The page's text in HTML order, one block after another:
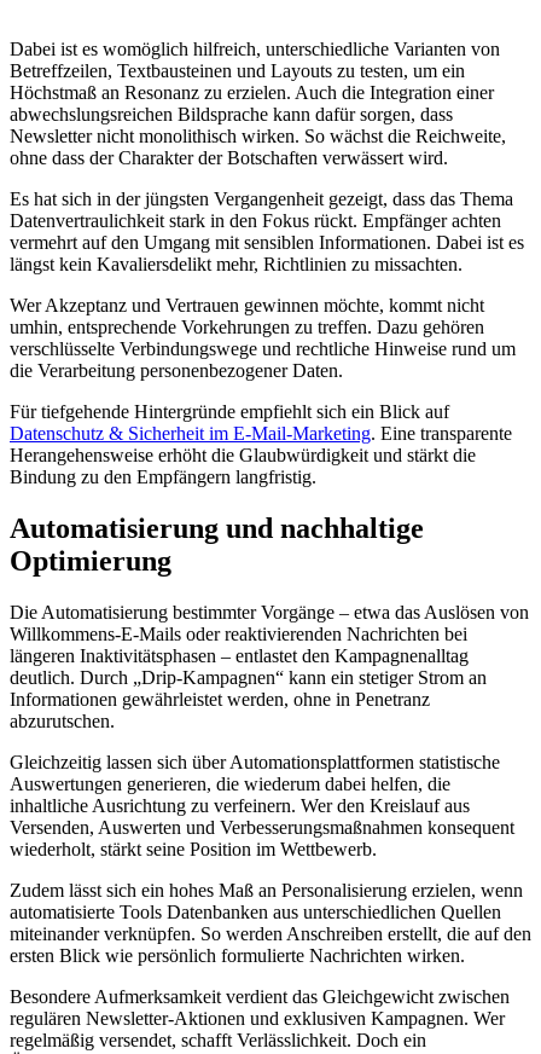
Dabei ist es womöglich hilfreich, unterschiedliche Varianten von
Betreffzeilen, Textbausteinen und Layouts zu testen, um ein
Höchstmaß an Resonanz zu erzielen. Auch die Integration einer
abwechslungsreichen Bildsprache kann dafür sorgen, dass
Newsletter nicht monolithisch wirken. So wächst die Reichweite,
ohne dass der Charakter der Botschaften verwässert wird.
Es hat sich in der jüngsten Vergangenheit gezeigt, dass das Thema
Datenvertraulichkeit stark in den Fokus rückt. Empfänger achten
vermehrt auf den Umgang mit sensiblen Informationen. Dabei ist es
längst kein Kavaliersdelikt mehr, Richtlinien zu missachten.
Wer Akzeptanz und Vertrauen gewinnen möchte, kommt nicht
umhin, entsprechende Vorkehrungen zu treffen. Dazu gehören
verschlüsselte Verbindungswege und rechtliche Hinweise rund um
die Verarbeitung personenbezogener Daten.
Für tiefgehende Hintergründe empfiehlt sich ein Blick auf
Datenschutz & Sicherheit im E-Mail-Marketing. Eine transparente
Herangehensweise erhöht die Glaubwürdigkeit und stärkt die
Bindung zu den Empfängern langfristig.
Automatisierung und nachhaltige
Optimierung
Die Automatisierung bestimmter Vorgänge – etwa das Auslösen von
Willkommens-E-Mails oder reaktivierenden Nachrichten bei
längeren Inaktivitätsphasen – entlastet den Kampagnenalltag
deutlich. Durch „Drip-Kampagnen“ kann ein stetiger Strom an
Informationen gewährleistet werden, ohne in Penetranz
abzurutschen.
Gleichzeitig lassen sich über Automationsplattformen statistische
Auswertungen generieren, die wiederum dabei helfen, die
inhaltliche Ausrichtung zu verfeinern. Wer den Kreislauf aus
Versenden, Auswerten und Verbesserungsmaßnahmen konsequent
wiederholt, stärkt seine Position im Wettbewerb.
Zudem lässt sich ein hohes Maß an Personalisierung erzielen, wenn
automatisierte Tools Datenbanken aus unterschiedlichen Quellen
miteinander verknüpfen. So werden Anschreiben erstellt, die auf den
ersten Blick wie persönlich formulierte Nachrichten wirken.
Besondere Aufmerksamkeit verdient das Gleichgewicht zwischen
regulären Newsletter-Aktionen und exklusiven Kampagnen. Wer
regelmäßig versendet, schafft Verlässlichkeit. Doch ein